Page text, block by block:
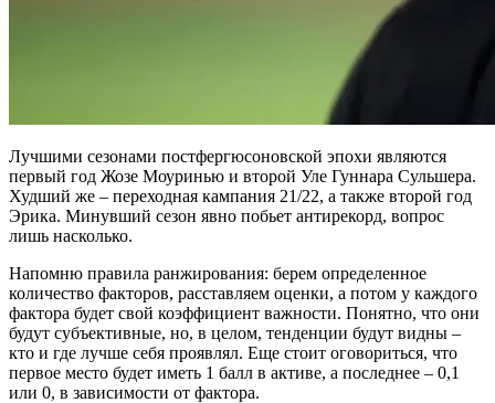
Лучшими сезонами постфергюсоновской эпохи являются
первый год Жозе Моуринью и второй Уле Гуннара Сульшера.
Худший же – переходная кампания 21/22, а также второй год
Эрика. Минувший сезон явно побьет антирекорд, вопрос
лишь насколько.
Напомню правила ранжирования: берем определенное
количество факторов, расставляем оценки, а потом у каждого
фактора будет свой коэффициент важности. Понятно, что они
будут субъективные, но, в целом, тенденции будут видны –
кто и где лучше себя проявлял. Еще стоит оговориться, что
первое место будет иметь 1 балл в активе, а последнее – 0,1
или 0, в зависимости от фактора.